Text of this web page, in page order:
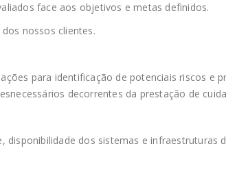
face aos objetivos e metas definidos.
nossos clientes.
para identificação de potenciais riscos e
decorrentes da prestação de
dos sistemas e infraestruturas